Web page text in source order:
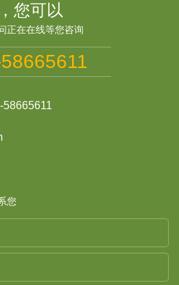
您可以
正在在线等您咨询
58665611
您